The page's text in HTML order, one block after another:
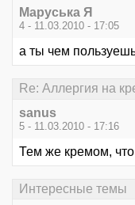
Маруська Я
4 - 11.03.2010 - 17:05
а ты чем
Re: Аллергия на
sanus
5 - 11.03.2010 - 17:16
Тем же кремом,
Интересные темы